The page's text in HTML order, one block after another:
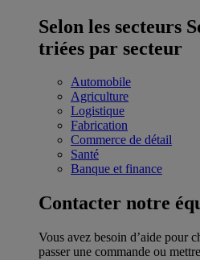
Selon les secteurs
triées par secteur
Automobile
Agriculture
Logistique
Fabrication
Commerce de détail
Santé
Banque et finance
Contacter notre
Vous avez besoin d’aide pour
passer une commande ou